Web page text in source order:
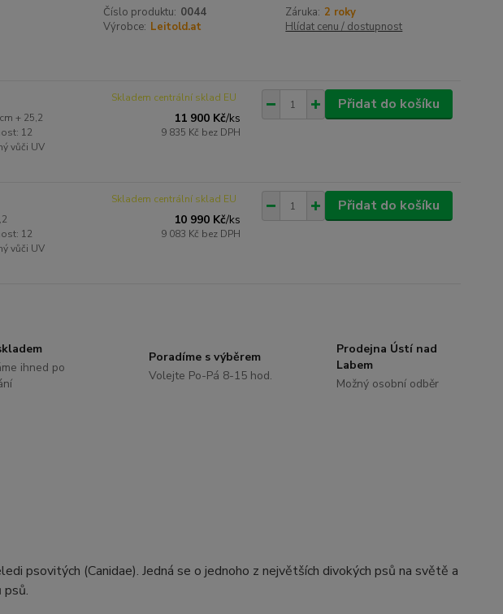
Číslo produktu: 0044 Záruka: 2 roky
Výrobce: Leitold.at Hlídat cenu / dostupnost
+ 25,2
12
vůči UV
11 900 Kč/ks
9 835 Kč bez DPH
Skladem centrální sklad EU Přidat do košíku
12
vůči UV
10 990 Kč/ks
9 083 Kč bez DPH
Skladem centrální sklad EU Přidat do košíku
ihned po
Poradíme s výběrem
Volejte Po-Pá 8-15 hod.
Prodejna Ústí nad
Labem
Možný osobní odběr
psovitých (Canidae). Jedná se o jednoho z největších divokých psů na světě a
psů.